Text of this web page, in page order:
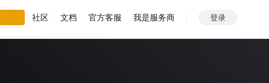
社区 文档 官方客服 我是服务商 登录